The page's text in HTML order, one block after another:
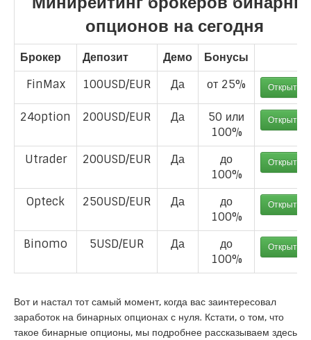
опционов на сегодня
Брокер Депозит Демо
Бонусы
FinMax
100USD/EUR Да от 25% Открыть
24option 200USD/EUR Да
50 или
100%
Открыть
Utrader 200USD/EUR Да
до
100%
Открыть
Opteck 250USD/EUR Да
до
100%
Открыть
Binomo 5USD/EUR Да
до
100%
Открыть
Вот и настал тот самый момент, когда вас заинтересовал
заработок на бинарных опционах с нуля. Кстати, о том, что
такое бинарные опционы, мы подробнее рассказываем здесь